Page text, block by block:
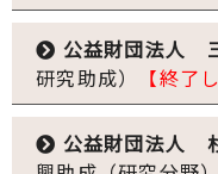
公益財団法人
研究助成）
【終了
公益財団法人